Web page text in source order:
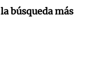
búsqueda más